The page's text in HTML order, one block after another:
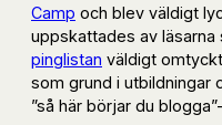
Camp och blev väldigt
uppskattades av läsarna
pinglistan väldigt
som grund i utbildningar
”så här börjar du